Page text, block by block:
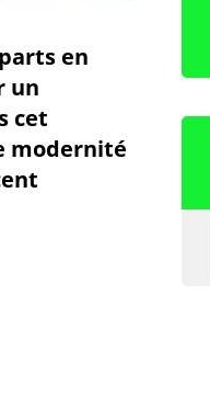
en
un
cet
modernité